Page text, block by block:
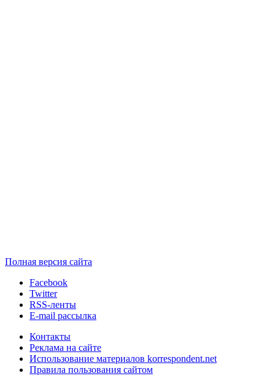
Полная версия сайта
Facebook
Twitter
RSS-ленты
E-mail рассылка
Контакты
Реклама на сайте
Использование материалов korrespondent.net
Правила пользования сайтом